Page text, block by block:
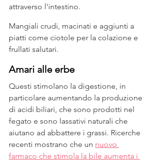
attraverso l'intestino.
Mangiali crudi, macinati e aggiunti a
piatti come ciotole per la colazione e
frullati salutari.
Amari alle erbe
Questi stimolano la digestione, in
particolare aumentando la produzione
di acidi biliari, che sono prodotti nel
fegato e sono lassativi naturali che
aiutano ad abbattere i grassi. Ricerche
recenti mostrano che un nuovo
farmaco che stimola la bile aumenta i